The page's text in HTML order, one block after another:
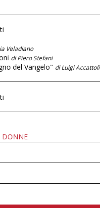
Veladiano
di Piero Stefani
del Vangelo" di Luigi Accattoli
DONNE